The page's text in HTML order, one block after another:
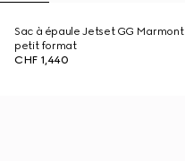
Sac à épaule Jetset GG Marmont
petit format
CHF 1,440